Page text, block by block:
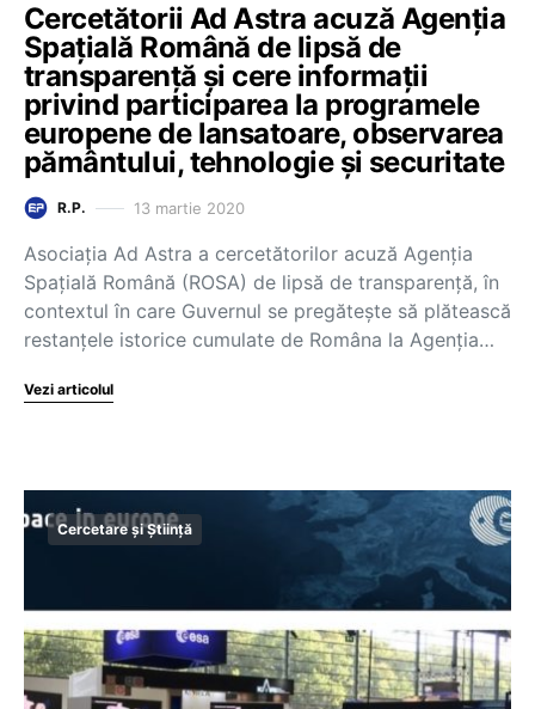
Cercetătorii Ad Astra acuză Agenția
Spațială Română de lipsă de
transparență și cere informații
privind participarea la programele
europene de lansatoare, observarea
pământului, tehnologie și securitate
R.P. 13 martie 2020
Asociația Ad Astra a cercetătorilor acuză Agenția
Spațială Română (ROSA) de lipsă de transparență, în
contextul în care Guvernul se pregătește să plătească
restanțele istorice cumulate de Româna la Agenția…
Vezi articolul
Cercetare și Știință